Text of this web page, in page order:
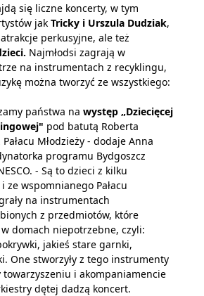
się liczne koncerty, w tym
jak Tricky i Urszula Dudziak,
perkusyjne, ale też
Najmłodsi zagrają w
na instrumentach z recyklingu,
można tworzyć ze wszystkiego:
państwa na występ „Dziecięcej
pod batutą Roberta
Młodzieży - dodaje Anna
programu Bydgoszcz
- Są to dzieci z kilku
ze wspomnianego Pałacu
na instrumentach
z przedmiotów, które
w domach niepotrzebne, czyli:
jakieś stare garnki,
One stworzyły z tego instrumenty
i akompaniamencie
dętej dadzą koncert.